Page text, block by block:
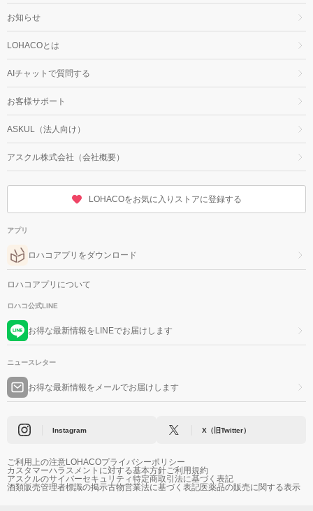
お知らせ
LOHACOとは
AIチャットで質問する
お客様サポート
ASKUL（法人向け）
アスクル株式会社（会社概要）
LOHACOをお気に入りストアに登録する
アプリ
ロハコアプリをダウンロード
ロハコアプリについて
ロハコ公式LINE
お得な最新情報をLINEでお届けします
ニュースレター
お得な最新情報をメールでお届けします
Instagram X（旧Twitter）
ご利用上の注意LOHACOプライバシーポリシー
カスタマーハラスメントに対する基本方針ご利用規約
アスクルのサイバーセキュリティ特定商取引法に基づく表記
酒類販売管理者標識の掲示古物営業法に基づく表記医薬品の販売に関する表示